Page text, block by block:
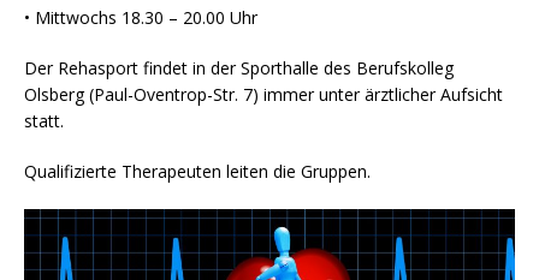
• Mittwochs 18.30 – 20.00 Uhr
Der Rehasport findet in der Sporthalle des Berufskolleg
Olsberg (Paul-Oventrop-Str. 7) immer unter ärztlicher Aufsicht
statt.
Qualifizierte Therapeuten leiten die Gruppen.